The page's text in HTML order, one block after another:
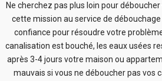
Ne cherchez pas plus loin pour
cette mission au service de
confiance pour résoudre votre
canalisation est bouché, les eaux usées
après 3-4 jours votre maison ou
mauvais si vous ne déboucher pas vos